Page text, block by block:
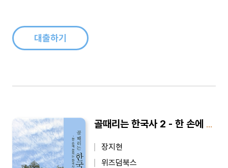
대출하기
골때리는 한국사 2 - 한 손에 잡히는 한국사 이야기
장지현
위즈덤북스